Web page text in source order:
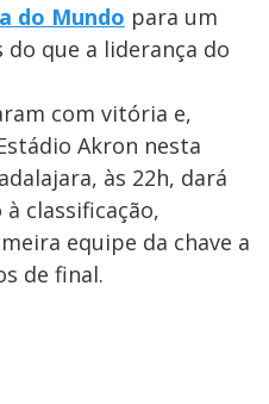
do Mundo para um
que a liderança do
com vitória e,
Akron nesta
às 22h, dará
classificação,
equipe da chave a
de final.